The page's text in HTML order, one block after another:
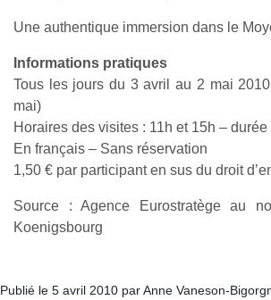
Une authentique immersion dans le
Informations pratiques
Tous les jours du 3 avril au 2 mai
mai)
Horaires des visites : 11h et 15h – durée
En français – Sans réservation
1,50 € par participant en sus du droit
Source : Agence Eurostratège au
Koenigsbourg
Publié le 5 avril 2010 par Anne Vaneson-